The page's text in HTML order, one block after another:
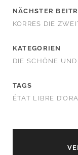
NÄCHSTER
KORRES DIE
KATEGORIEN
DIE SCHÖNE
TAGS
ÉTAT LIBRE